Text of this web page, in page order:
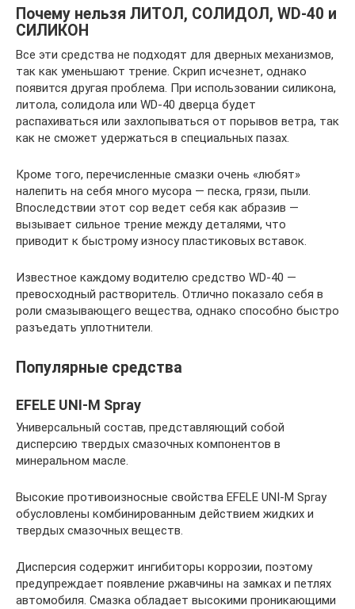
Почему нельзя ЛИТОЛ, СОЛИДОЛ, WD-40 и
СИЛИКОН
Все эти средства не подходят для дверных механизмов,
так как уменьшают трение. Скрип исчезнет, однако
появится другая проблема. При использовании силикона,
литола, солидола или WD-40 дверца будет
распахиваться или захлопываться от порывов ветра, так
как не сможет удержаться в специальных пазах.
Кроме того, перечисленные смазки очень «любят»
налепить на себя много мусора — песка, грязи, пыли.
Впоследствии этот сор ведет себя как абразив —
вызывает сильное трение между деталями, что
приводит к быстрому износу пластиковых вставок.
Известное каждому водителю средство WD-40 —
превосходный растворитель. Отлично показало себя в
роли смазывающего вещества, однако способно быстро
разъедать уплотнители.
Популярные средства
EFELE UNI-M Spray
Универсальный состав, представляющий собой
дисперсию твердых смазочных компонентов в
минеральном масле.
Высокие противоизносные свойства EFELE UNI-M Spray
обусловлены комбинированным действием жидких и
твердых смазочных веществ.
Дисперсия содержит ингибиторы коррозии, поэтому
предупреждает появление ржавчины на замках и петлях
автомобиля. Смазка обладает высокими проникающими